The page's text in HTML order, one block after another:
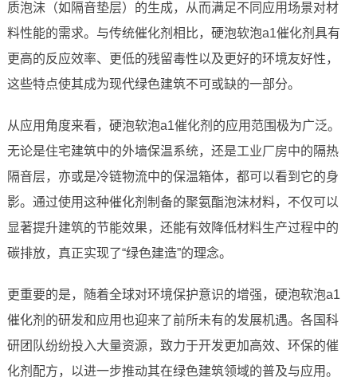
质泡沫（如隔音垫层）的生成，从而满足不同应用场景对材
料性能的需求。与传统催化剂相比，硬泡软泡a1催化剂具有
更高的反应效率、更低的残留毒性以及更好的环境友好性，
这些特点使其成为现代绿色建筑不可或缺的一部分。
从应用角度来看，硬泡软泡a1催化剂的应用范围极为广泛。
无论是住宅建筑中的外墙保温系统，还是工业厂房中的隔热
隔音层，亦或是冷链物流中的保温箱体，都可以看到它的身
影。通过使用这种催化剂制备的聚氨酯泡沫材料，不仅可以
显著提升建筑的节能效果，还能有效降低材料生产过程中的
碳排放，真正实现了“绿色建造”的理念。
更重要的是，随着全球对环境保护意识的增强，硬泡软泡a1
催化剂的研发和应用也迎来了前所未有的发展机遇。各国科
研团队纷纷投入大量资源，致力于开发更加高效、环保的催
化剂配方，以进一步推动其在绿色建筑领域的普及与应用。